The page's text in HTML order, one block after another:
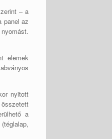
– a
panel az
elemek
nyitott
a